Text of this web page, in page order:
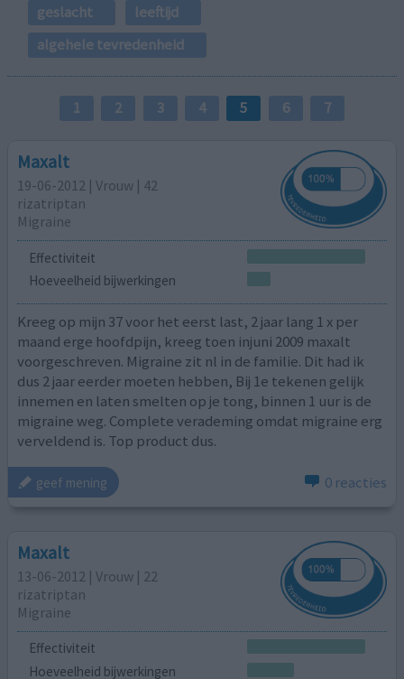
geslacht
leeftijd
algehele tevredenheid
1 2 3 4 5 6 7
Maxalt
19-06-2012 | Vrouw | 42
rizatriptan
Migraine
Effectiviteit
Hoeveelheid bijwerkingen
Kreeg op mijn 37 voor het eerst last, 2 jaar lang 1 x per
maand erge hoofdpijn, kreeg toen injuni 2009 maxalt
voorgeschreven. Migraine zit nl in de familie. Dit had ik
dus 2 jaar eerder moeten hebben, Bij 1e tekenen gelijk
innemen en laten smelten op je tong, binnen 1 uur is de
migraine weg. Complete verademing omdat migraine erg
verveldend is. Top product dus.
geef mening 0 reacties
Maxalt
13-06-2012 | Vrouw | 22
rizatriptan
Migraine
Effectiviteit
Hoeveelheid bijwerkingen